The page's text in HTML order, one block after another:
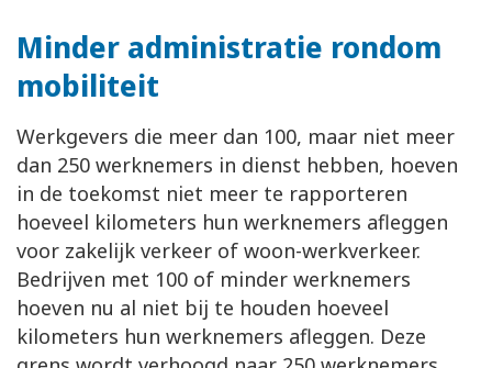
Minder administratie rondom
mobiliteit
Werkgevers die meer dan 100, maar niet meer
dan 250 werknemers in dienst hebben, hoeven
in de toekomst niet meer te rapporteren
hoeveel kilometers hun werknemers afleggen
voor zakelijk verkeer of woon-werkverkeer.
Bedrijven met 100 of minder werknemers
hoeven nu al niet bij te houden hoeveel
kilometers hun werknemers afleggen. Deze